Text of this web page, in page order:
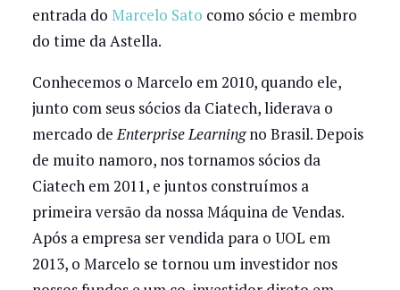
entrada do Marcelo Sato como sócio e membro
do time da Astella.
Conhecemos o Marcelo em 2010, quando ele,
junto com seus sócios da Ciatech, liderava o
mercado deEnterprise Learningno Brasil. Depois
de muito namoro, nos tornamos sócios da
Ciatech em 2011, e juntos construímos a
primeira versão da nossa Máquina de Vendas.
Após a empresa ser vendida para o UOL em
2013, o Marcelo se tornou um investidor nos